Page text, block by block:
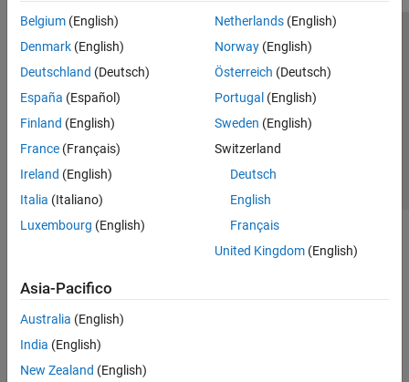
Belgium (English)
Denmark (English)
Deutschland (Deutsch)
España (Español)
Finland (English)
France (Français)
Ireland (English)
Italia (Italiano)
Luxembourg (English)
Netherlands(English)
Norway(English)
Österreich (Deutsch)
Portugal (English)
Sweden (English)
Switzerland
Deutsch
English
Français
United Kingdom(English)
Asia-Pacifico
Australia (English)
India (English)
New Zealand (English)
Centro di fiducia
Informativa sulla privacy
Antipirateria
Stato dell'applicazione
Contatti
© 1994-2026 The MathWorks, Inc.